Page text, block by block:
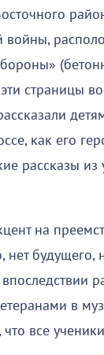
войны,
страницы
как его
рассказы из
на
будущего,
в
все